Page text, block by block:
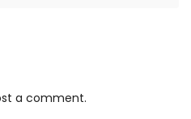
a comment.